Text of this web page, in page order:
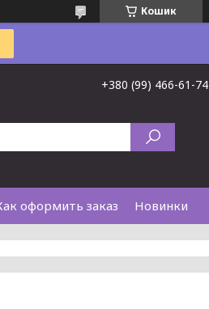
Кошик
+380 (99) 466-61-74
оформить заказ Новинки